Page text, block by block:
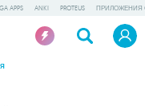
APPS ANKI PROTEUS ПРИЛОЖЕНИЯ